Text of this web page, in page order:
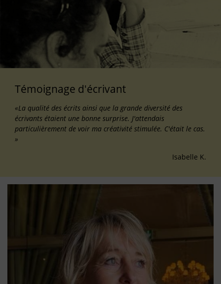
Témoignage d'écrivant
«La qualité des écrits ainsi que la grande diversité des
écrivants étaient une bonne surprise. J'attendais
particulièrement de voir ma créativité stimulée. C'était le cas.
»
Isabelle K.